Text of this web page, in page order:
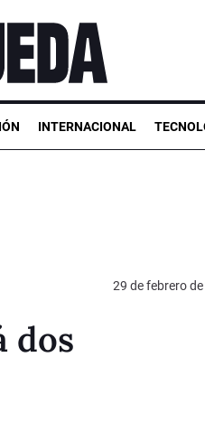
INTERNACIONAL
29 de febrero
dos